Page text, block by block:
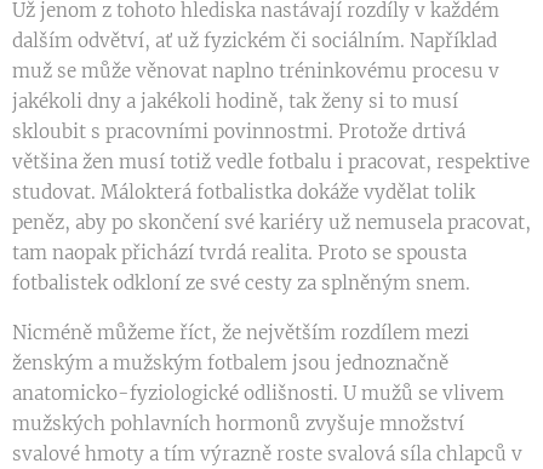
Už jenom z tohoto hlediska nastávají rozdíly v každém
dalším odvětví, ať už fyzickém či sociálním. Například
muž se může věnovat naplno tréninkovému procesu v
jakékoli dny a jakékoli hodině, tak ženy si to musí
skloubit s pracovními povinnostmi. Protože drtivá
většina žen musí totiž vedle fotbalu i pracovat, respektive
studovat. Málokterá fotbalistka dokáže vydělat tolik
peněz, aby po skončení své kariéry už nemusela pracovat,
tam naopak přichází tvrdá realita. Proto se spousta
fotbalistek odkloní ze své cesty za splněným snem.
Nicméně můžeme říct, že největším rozdílem mezi
ženským a mužským fotbalem jsou jednoznačně
anatomicko-fyziologické odlišnosti. U mužů se vlivem
mužských pohlavních hormonů zvyšuje množství
svalové hmoty a tím výrazně roste svalová síla chlapců v